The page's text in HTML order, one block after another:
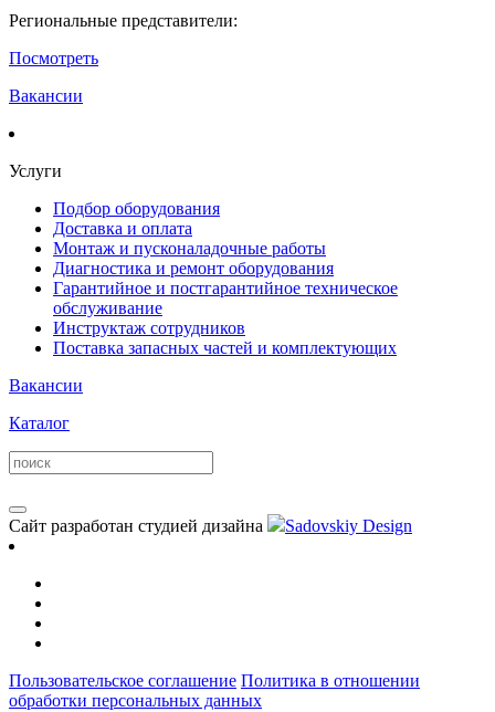
Региональные представители:
Посмотреть
Вакансии
Услуги
Подбор оборудования
Доставка и оплата
Монтаж и пусконаладочные работы
Диагностика и ремонт оборудования
Гарантийное и постгарантийное техническое
обслуживание
Инструктаж сотрудников
Поставка запасных частей и комплектующих
Вакансии
Каталог
Сайт разработан студией дизайна Sadovskiy Design
Пользовательское соглашение Политика в отношении
обработки персональных данных